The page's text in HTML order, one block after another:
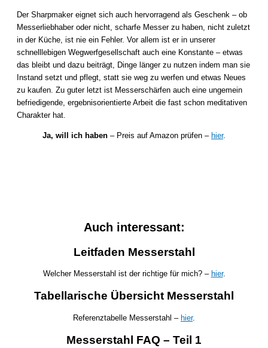
Der Sharpmaker eignet sich auch hervorragend als Geschenk – ob
Messerliebhaber oder nicht, scharfe Messer zu haben, nicht zuletzt
in der Küche, ist nie ein Fehler. Vor allem ist er in unserer
schnelllebigen Wegwerfgesellschaft auch eine Konstante – etwas
das bleibt und dazu beiträgt, Dinge länger zu nutzen indem man sie
Instand setzt und pflegt, statt sie weg zu werfen und etwas Neues
zu kaufen. Zu guter letzt ist Messerschärfen auch eine ungemein
befriedigende, ergebnisorientierte Arbeit die fast schon meditativen
Charakter hat.
Ja, will ich haben – Preis auf Amazon prüfen – hier.
Auch interessant:
Leitfaden Messerstahl
Welcher Messerstahl ist der richtige für mich? – hier.
Tabellarische Übersicht Messerstahl
Referenztabelle Messerstahl – hier.
Messerstahl FAQ – Teil 1